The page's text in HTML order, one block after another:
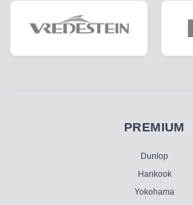
PREMIUM
Dunlop
Hankook
Yokohama